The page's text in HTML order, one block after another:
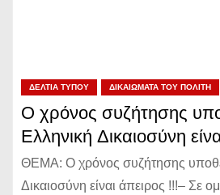
ΔΕΛΤΊΑ ΤΎΠΟΥ ΔΙΚΑΙΏΜΑΤΑ ΤΟΥ ΠΟΛΊΤΗ
Ο χρόνος συζήτησης
Ελληνική Δικαιοσύνη
ΘΕΜΑ: Ο χρόνος συζήτησης
Δικαιοσύνη είναι άπειρος !!!– Σε